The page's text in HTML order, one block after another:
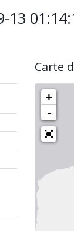
13
Carte
+
-